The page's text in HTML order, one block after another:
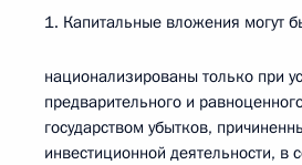
1. Капитальные вложения могут
национализированы только при
предварительного и
государством убытков,
инвестиционной деятельности, в